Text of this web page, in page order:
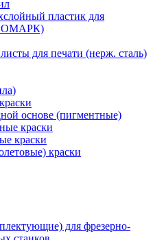
пластик для
для печати (нерж. сталь)
основе (пигментные)
краски
краски
краски
для фрезерно-